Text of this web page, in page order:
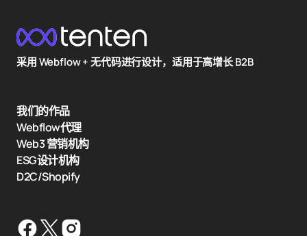
采用 Webflow + 无代码进行设计，适用于高增长 B2B
我们的作品
Webflow代理
Web3 营销机构
ESG设计机构
D2C/Shopify